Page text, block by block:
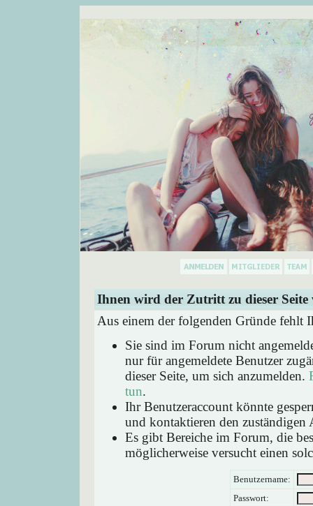
Ihnen wird der Zutritt zu dieser Seite
Aus einem der folgenden Gründe fehlt
Sie sind im Forum nicht
nur für angemeldete Benutzer
dieser Seite, um sich anzumelden.
tun.
Ihr Benutzeraccount könnte
und kontaktieren den zuständigen
Es gibt Bereiche im Forum, die
möglicherweise versucht einen
Benutzername:
Passwort: